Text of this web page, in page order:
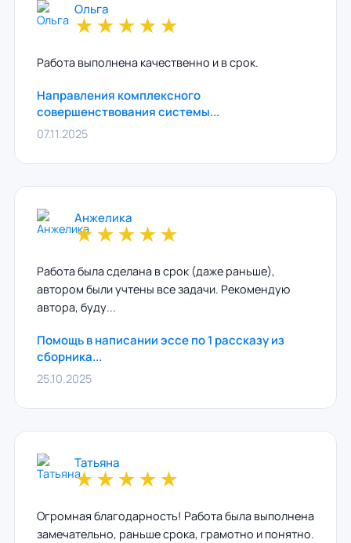
Ольга
★★★★★
Работа выполнена качественно и в срок.
Направления комплексного
совершенствования системы...
07.11.2025
Анжелика
★★★★★
Работа была сделана в срок (даже раньше),
автором были учтены все задачи. Рекомендую
автора, буду...
Помощь в написании эссе по 1 рассказу из
сборника...
25.10.2025
Татьяна
★★★★★
Огромная благодарность! Работа была выполнена
замечательно, раньше срока, грамотно и понятно.